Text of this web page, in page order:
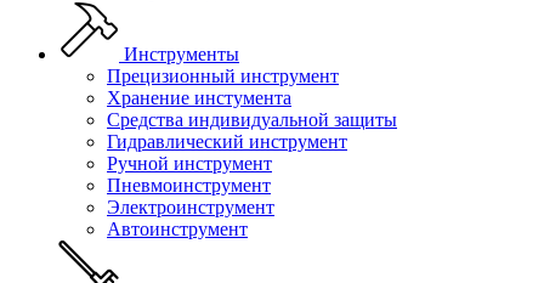
Инструменты
Прецизионный инструмент
Хранение инстумента
Средства индивидуальной защиты
Гидравлический инструмент
Ручной инструмент
Пневмоинструмент
Электроинструмент
Автоинструмент